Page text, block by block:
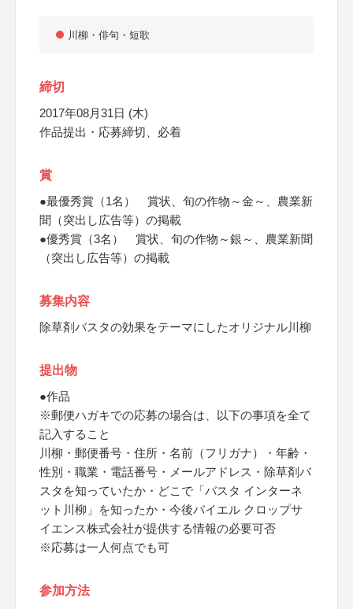
川柳・俳句・短歌
締切
2017年08月31日 (木)
作品提出・応募締切、必着
賞
●最優秀賞（1名） 賞状、旬の作物～金～、農業新
聞（突出し広告等）の掲載
●優秀賞（3名） 賞状、旬の作物～銀～、農業新聞
（突出し広告等）の掲載
募集内容
除草剤バスタの効果をテーマにしたオリジナル川柳
提出物
●作品
※郵便ハガキでの応募の場合は、以下の事項を全て
記入すること
川柳・郵便番号・住所・名前（フリガナ）・年齢・
性別・職業・電話番号・メールアドレス・除草剤バ
スタを知っていたか・どこで「バスタ インターネ
ット川柳」を知ったか・今後バイエル クロップサ
イエンス株式会社が提供する情報の必要可否
※応募は一人何点でも可
参加方法